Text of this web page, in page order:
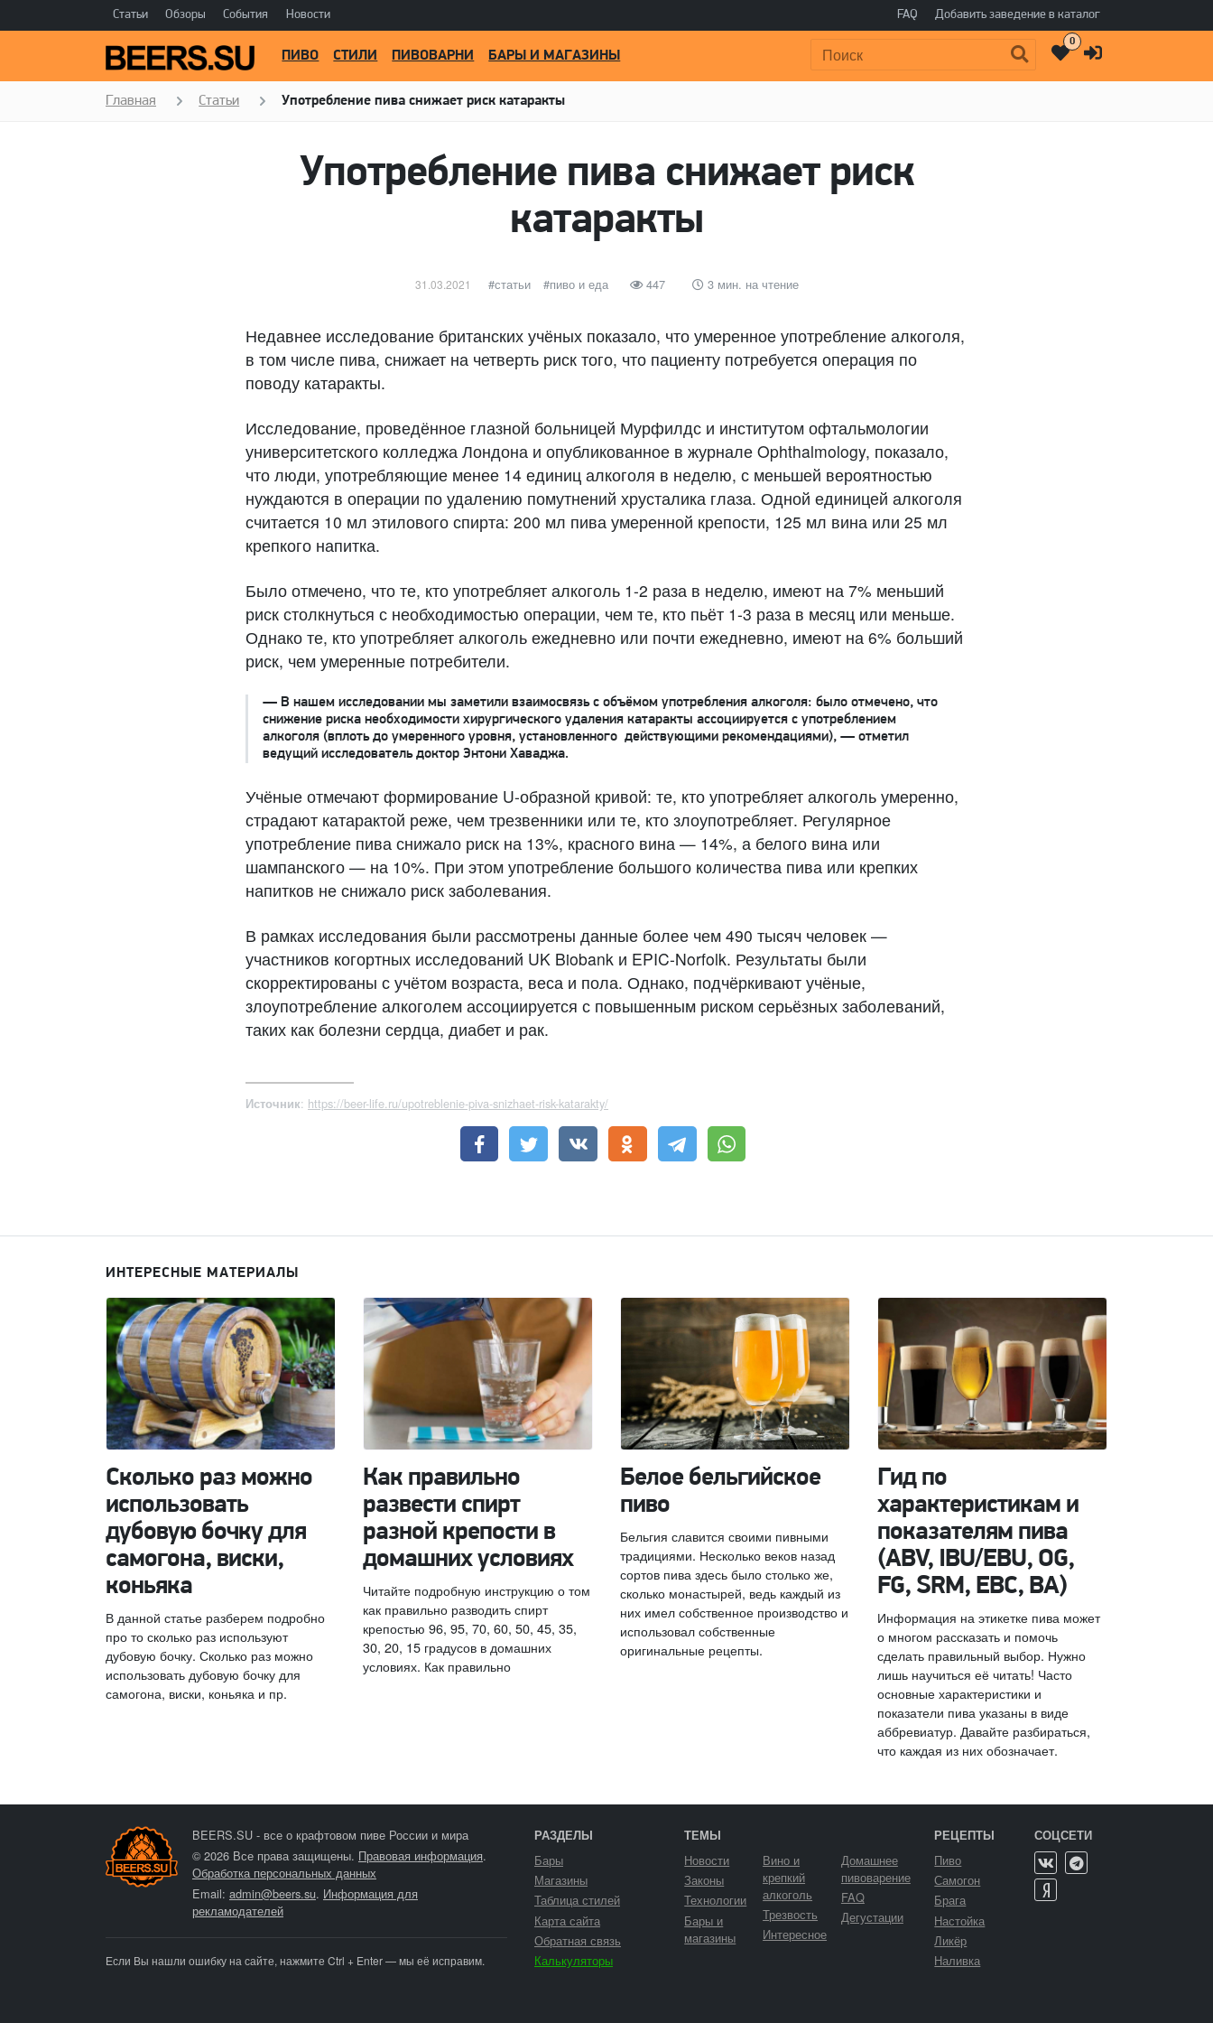
Статьи Обзоры События Новости FAQ Добавить заведение в каталог
Поиск:
ПИВО СТИЛИ ПИВОВАРНИ БАРЫ И МАГАЗИНЫ
0
Главная Статьи Употребление пива снижает риск катаракты
Употребление пива снижает риск
катаракты
Опубликовано
31.03.2021 категории
статьи Метки
пиво и еда 447 3 мин. на чтение
Недавнее исследование британских учёных показало, что умеренное употребление алкоголя,
в том числе пива, снижает на четверть риск того, что пациенту потребуется операция по
поводу катаракты.
Исследование, проведённое глазной больницей Мурфилдс и институтом офтальмологии
университетского колледжа Лондона и опубликованное в журнале Ophthalmology, показало,
что люди, употребляющие менее 14 единиц алкоголя в неделю, с меньшей вероятностью
нуждаются в операции по удалению помутнений хрусталика глаза. Одной единицей алкоголя
считается 10 мл этилового спирта: 200 мл пива умеренной крепости, 125 мл вина или 25 мл
крепкого напитка.
Было отмечено, что те, кто употребляет алкоголь 1-2 раза в неделю, имеют на 7% меньший
риск столкнуться с необходимостью операции, чем те, кто пьёт 1-3 раза в месяц или меньше.
Однако те, кто употребляет алкоголь ежедневно или почти ежедневно, имеют на 6% больший
риск, чем умеренные потребители.
— В нашем исследовании мы заметили взаимосвязь с объёмом употребления алкоголя: было отмечено, что
снижение риска необходимости хирургического удаления катаракты ассоциируется с употреблением
алкоголя (вплоть до умеренного уровня, установленного действующими рекомендациями), — отметил
ведущий исследователь доктор Энтони Хаваджа.
Учёные отмечают формирование U-образной кривой: те, кто употребляет алкоголь умеренно,
страдают катарактой реже, чем трезвенники или те, кто злоупотребляет. Регулярное
употребление пива снижало риск на 13%, красного вина — 14%, а белого вина или
шампанского — на 10%. При этом употребление большого количества пива или крепких
напитков не снижало риск заболевания.
В рамках исследования были рассмотрены данные более чем 490 тысяч человек —
участников когортных исследований UK Biobank и EPIC-Norfolk. Результаты были
скорректированы с учётом возраста, веса и пола. Однако, подчёркивают учёные,
злоупотребление алкоголем ассоциируется с повышенным риском серьёзных заболеваний,
таких как болезни сердца, диабет и рак.
Источник: https://beer-life.ru/upotreblenie-piva-snizhaet-risk-katarakty/
ИНТЕРЕСНЫЕ МАТЕРИАЛЫ
Сколько раз можно
использовать
дубовую бочку для
самогона, виски,
коньяка
В данной статье разберем подробно
про то сколько раз используют
дубовую бочку. Сколько раз можно
использовать дубовую бочку для
самогона, виски, коньяка и пр.
Как правильно
развести спирт
разной крепости в
домашних условиях
Читайте подробную инструкцию о том
как правильно разводить спирт
крепостью 96, 95, 70, 60, 50, 45, 35,
30, 20, 15 градусов в домашних
условиях. Как правильно
Белое бельгийское
пиво
Бельгия славится своими пивными
традициями. Несколько веков назад
сортов пива здесь было столько же,
сколько монастырей, ведь каждый из
них имел собственное производство и
использовал собственные
оригинальные рецепты.
Гид по
характеристикам и
показателям пива
(ABV, IBU/EBU, OG,
FG, SRM, EBC, BA)
Информация на этикетке пива может
о многом рассказать и помочь
сделать правильный выбор. Нужно
лишь научиться её читать! Часто
основные характеристики и
показатели пива указаны в виде
аббревиатур. Давайте разбираться,
что каждая из них обозначает.
BEERS.SU - все о крафтовом пиве России и мира
© 2026 Все права защищены. Правовая информация.
Обработка персональных данных
Email: admin@beers.su. Информация для
рекламодателей
Если Вы нашли ошибку на сайте, нажмите Ctrl + Enter — мы её исправим.
РАЗДЕЛЫ
Бары
Магазины
Таблица стилей
Карта сайта
Обратная связь
Калькуляторы
ТЕМЫ
Новости
Законы
Технологии
Бары и
магазины
Вино и
крепкий
алкоголь
Трезвость
Интересное
Домашнее
пивоварение
FAQ
Дегустации
РЕЦЕПТЫ
Пиво
Самогон
Брага
Настойка
Ликёр
Наливка
СОЦСЕТИ